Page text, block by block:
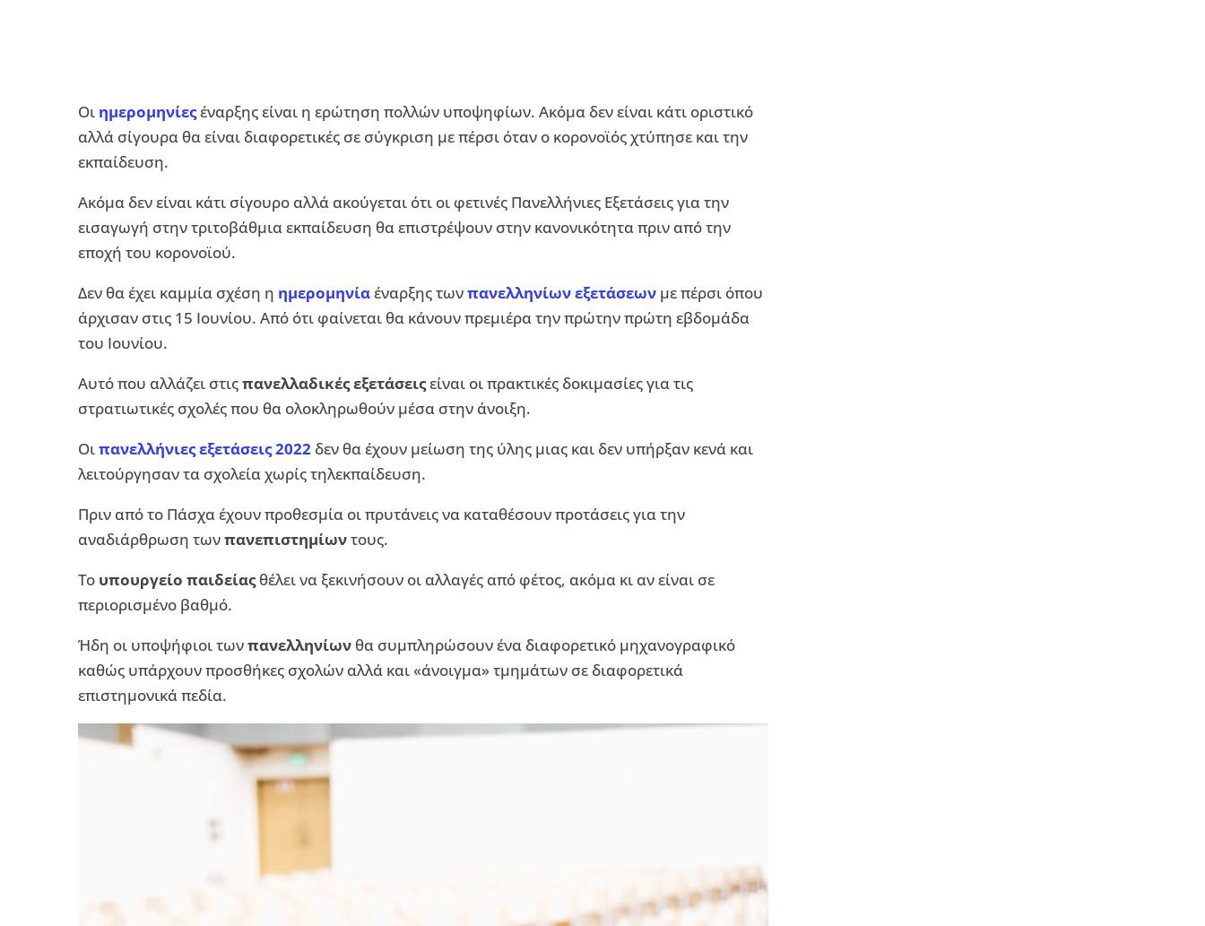
Οι ημερομηνίεςέναρξης είναι η ερώτηση πολλών υποψηφίων. Ακόμα δεν είναι κάτι οριστικό
αλλά σίγουρα θα είναι διαφορετικές σε σύγκριση με πέρσι όταν ο κορονοϊός χτύπησε και την
εκπαίδευση.
Ακόμα δεν είναι κάτι σίγουρο αλλά ακούγεται ότι οι φετινές Πανελλήνιες Εξετάσεις για την
εισαγωγή στην τριτοβάθμια εκπαίδευση θα επιστρέψουν στην κανονικότητα πριν από την
εποχή του κορονοϊού.
Δεν θα έχει καμμία σχέση η ημερομηνίαέναρξης τωνπανελληνίων εξετάσεων με πέρσι όπου
άρχισαν στις 15 Ιουνίου. Από ότι φαίνεται θα κάνουν πρεμιέρα την πρώτην πρώτη εβδομάδα
του Ιουνίου.
Αυτό που αλλάζει στιςπανελλαδικές εξετάσειςείναι οι πρακτικές δοκιμασίες για τις
στρατιωτικές σχολές που θα ολοκληρωθούν μέσα στην άνοιξη.
Οιπανελλήνιες εξετάσεις 2022 δεν θα έχουν μείωση της ύλης μιας και δεν υπήρξαν κενά και
λειτούργησαν τα σχολεία χωρίς τηλεκπαίδευση.
Πριν από το Πάσχα έχουν προθεσμία οι πρυτάνεις να καταθέσουν προτάσεις για την
αναδιάρθρωση τωνπανεπιστημίωντους.
Το υπουργείο παιδείαςθέλει να ξεκινήσουν οι αλλαγές από φέτος, ακόμα κι αν είναι σε
περιορισμένο βαθμό.
Ήδη οι υποψήφιοι τωνπανελληνίων θα συμπληρώσουν ένα διαφορετικό μηχανογραφικό
καθώς υπάρχουν προσθήκες σχολών αλλά και «άνοιγμα» τμημάτων σε διαφορετικά
επιστημονικά πεδία.